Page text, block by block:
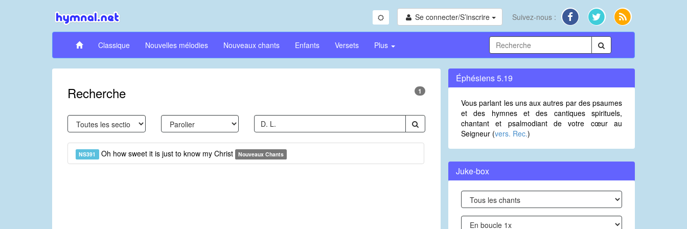
Se connecter/S’inscrire Suivez-nous :
Classique Nouvelles mélodies Nouveaux chants Enfants Versets Plus
Recherche 1
NS391 Oh how sweet it is just to know my Christ Nouveaux Chants
Éphésiens 5.19
Vous parlant les uns aux autres par des psaumes
et des hymnes et des cantiques spirituels,
chantant et psalmodiant de votre cœur au
Seigneur (vers. Rec.)
Juke-box